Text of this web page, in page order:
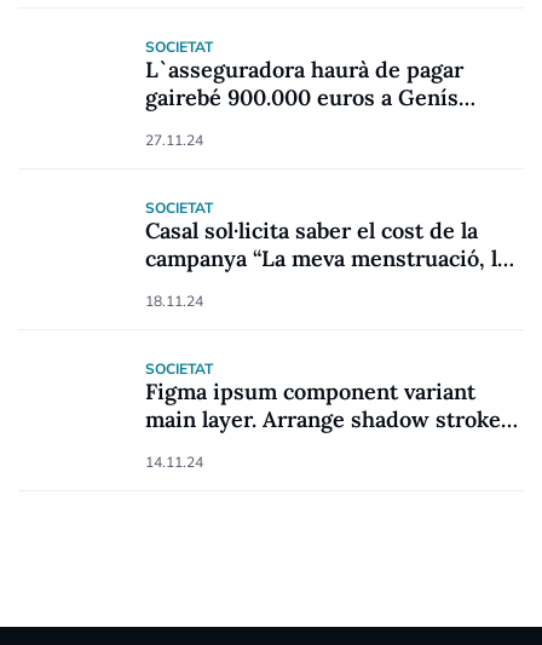
SOCIETAT
L`asseguradora haurà de pagar
gairebé 900.000 euros a Genís
27.11.24
SOCIETAT
Casal sol·licita saber el cost de la
campanya “La meva menstruació, la
18.11.24
SOCIETAT
Figma ipsum component variant
main layer. Arrange shadow stroke
14.11.24